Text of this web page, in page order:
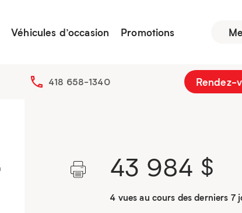
Véhicules d’occasion Promotions
418 658-1340 Rendez-
43 984 $
4 vues au cours des derniers 7